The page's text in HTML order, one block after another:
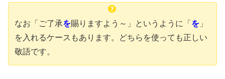
なお「ご了承を賜りますよう～」というように「 を 」
を入れるケースもあります。どちらを使っても正しい
敬語です。